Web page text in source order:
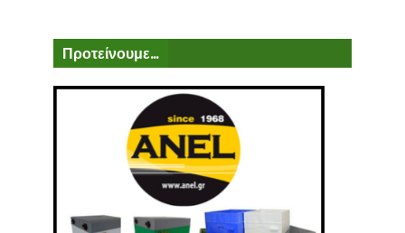
Προτείνουμε...